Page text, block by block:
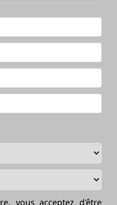
vous acceptez d'être